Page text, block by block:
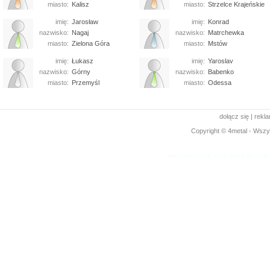
miasto: Kalisz
miasto: Strzelce Krajeńskie
imię: Jarosław
nazwisko: Nagaj
miasto: Zielona Góra
imię: Konrad
nazwisko: Matrchewka
miasto: Mstów
imię: Łukasz
nazwisko: Górny
miasto: Przemyśl
imię: Yaroslav
nazwisko: Babenko
miasto: Odessa
dołącz się |
Copyright © 4metal -